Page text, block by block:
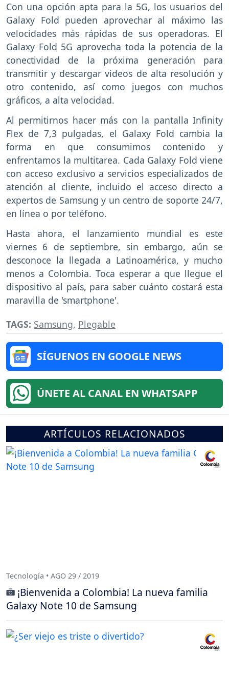
Con una opción apta para la 5G, los usuarios del
Galaxy Fold pueden aprovechar al máximo las
velocidades más rápidas de sus operadoras. El
Galaxy Fold 5G aprovecha toda la potencia de la
conectividad de la próxima generación para
transmitir y descargar videos de alta resolución y
otro contenido, así como juegos con muchos
gráficos, a alta velocidad.
Al permitirnos hacer más con la pantalla Infinity
Flex de 7,3 pulgadas, el Galaxy Fold cambia la
forma en que consumimos contenido y
enfrentamos la multitarea. Cada Galaxy Fold viene
con acceso exclusivo a servicios especializados de
atención al cliente, incluido el acceso directo a
expertos de Samsung y un centro de soporte 24/7,
en línea o por teléfono.
Hasta ahora, el lanzamiento mundial es este
viernes 6 de septiembre, sin embargo, aún se
desconoce la llegada a Latinoamérica, y mucho
menos a Colombia. Toca esperar a que llegue el
dispositivo al país, para saber cuánto costará esta
maravilla de 'smartphone'.
TAGS: Samsung, Plegable
SÍGUENOS EN GOOGLE NEWS
ÚNETE AL CANAL EN WHATSAPP
ARTÍCULOS RELACIONADOS
Tecnología • AGO 29 / 2019
¡Bienvenida a Colombia! La nueva familia
Galaxy Note 10 de Samsung